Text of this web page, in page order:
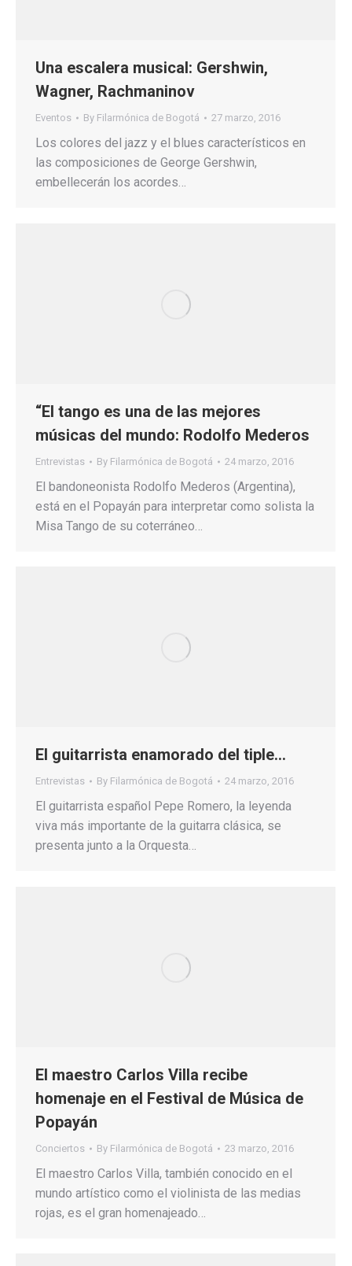
Una escalera musical: Gershwin,
Wagner, Rachmaninov
Eventos By Filarmónica de Bogotá 27 marzo, 2016
Los colores del jazz y el blues característicos en
las composiciones de George Gershwin,
embellecerán los acordes…
“El tango es una de las mejores
músicas del mundo: Rodolfo Mederos
Entrevistas By Filarmónica de Bogotá 24 marzo, 2016
El bandoneonista Rodolfo Mederos (Argentina),
está en el Popayán para interpretar como solista la
Misa Tango de su coterráneo…
El guitarrista enamorado del tiple…
Entrevistas By Filarmónica de Bogotá 24 marzo, 2016
El guitarrista español Pepe Romero, la leyenda
viva más importante de la guitarra clásica, se
presenta junto a la Orquesta…
El maestro Carlos Villa recibe
homenaje en el Festival de Música de
Popayán
Conciertos By Filarmónica de Bogotá 23 marzo, 2016
El maestro Carlos Villa, también conocido en el
mundo artístico como el violinista de las medias
rojas, es el gran homenajeado…